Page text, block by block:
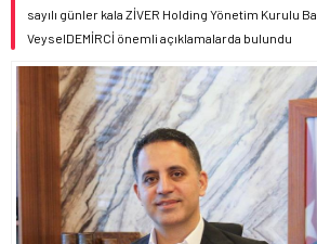
sayılı günler kala ZİVER Holding Yönetim Kurulu
VeyselDEMİRCİ önemli açıklamalarda bulundu